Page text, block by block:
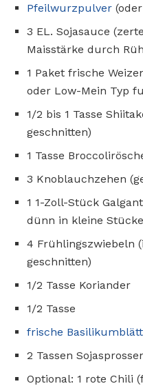
Pfeilwurzpulver
3 EL. Sojasauce
Maisstärke durch
1 Paket frische
oder Low-Mein Typ
1/2 bis 1 Tasse
geschnitten)
1 Tasse
3 Knoblauchzehen
1 1-Zoll-Stück
dünn in kleine
4 Frühlingszwiebeln
geschnitten)
1/2 Tasse Koriander
1/2 Tasse
frische
2 Tassen
Optional: 1 rote Chili